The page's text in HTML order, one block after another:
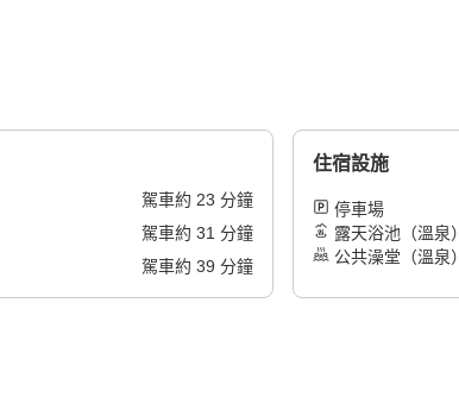
駕車約 23 分鐘
駕車約 31 分鐘
駕車約 39 分鐘
住宿設施
停車場
露天浴池（溫泉）
公共澡堂（溫泉）